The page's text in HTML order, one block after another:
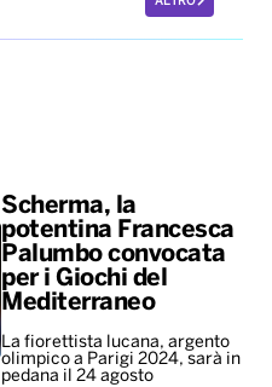
Scherma, la
potentina Francesca
Palumbo convocata
per i Giochi del
Mediterraneo
La fiorettista lucana, argento
olimpico a Parigi 2024, sarà in
pedana il 24 agosto